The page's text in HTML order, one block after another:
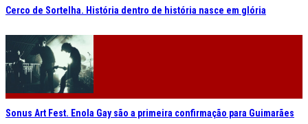
Cerco de Sortelha. História dentro de história nasce em glória
Sonus Art Fest. Enola Gay são a primeira confirmação para Guimarães